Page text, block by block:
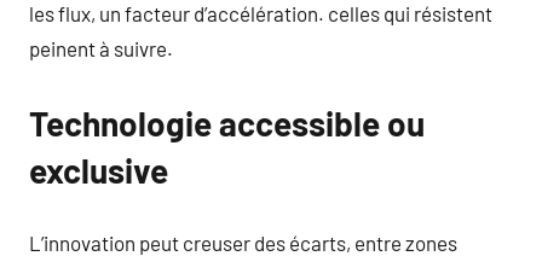
les flux, un facteur d’accélération. celles qui résistent
peinent à suivre.
Technologie accessible ou
exclusive
L’innovation peut creuser des écarts, entre zones